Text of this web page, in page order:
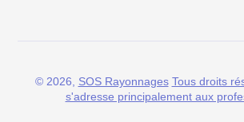
© 2026, SOS Rayonnages Tous droits
s'adresse principalement aux